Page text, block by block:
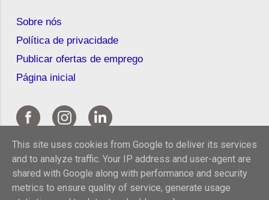
Sobre nós
Política de privacidade
Publicar ofertas de emprego
Página inicial
This site uses cookies from Google to deliver its services
and to analyze traffic. Your IP address and user-agent are
shared with Google along with performance and security
metrics to ensure quality of service, generate usage